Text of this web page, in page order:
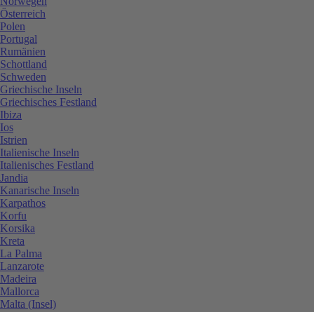
Österreich
Polen
Portugal
Rumänien
Schottland
Schweden
Griechische Inseln
Griechisches Festland
Ibiza
Ios
Istrien
Italienische Inseln
Italienisches Festland
Jandia
Kanarische Inseln
Karpathos
Korfu
Korsika
Kreta
La Palma
Lanzarote
Madeira
Mallorca
Malta (Insel)